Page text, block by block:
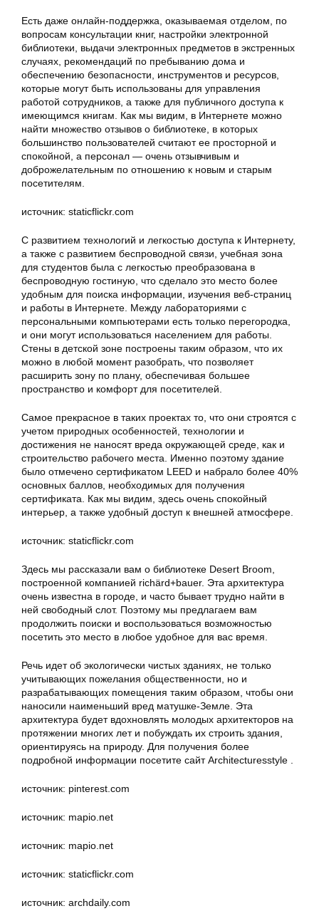
Есть даже онлайн-поддержка, оказываемая отделом, по
вопросам консультации книг, настройки электронной
библиотеки, выдачи электронных предметов в экстренных
случаях, рекомендаций по пребыванию дома и
обеспечению безопасности, инструментов и ресурсов,
которые могут быть использованы для управления
работой сотрудников, а также для публичного доступа к
имеющимся книгам. Как мы видим, в Интернете можно
найти множество отзывов о библиотеке, в которых
большинство пользователей считают ее просторной и
спокойной, а персонал — очень отзывчивым и
доброжелательным по отношению к новым и старым
посетителям.
источник: staticflickr.com
С развитием технологий и легкостью доступа к Интернету,
а также с развитием беспроводной связи, учебная зона
для студентов была с легкостью преобразована в
беспроводную гостиную, что сделало это место более
удобным для поиска информации, изучения веб-страниц
и работы в Интернете. Между лабораториями с
персональными компьютерами есть только перегородка,
и они могут использоваться населением для работы.
Стены в детской зоне построены таким образом, что их
можно в любой момент разобрать, что позволяет
расширить зону по плану, обеспечивая большее
пространство и комфорт для посетителей.
Самое прекрасное в таких проектах то, что они строятся с
учетом природных особенностей, технологии и
достижения не наносят вреда окружающей среде, как и
строительство рабочего места. Именно поэтому здание
было отмечено сертификатом LEED и набрало более 40%
основных баллов, необходимых для получения
сертификата. Как мы видим, здесь очень спокойный
интерьер, а также удобный доступ к внешней атмосфере.
источник: staticflickr.com
Здесь мы рассказали вам о библиотеке Desert Broom,
построенной компанией richärd+bauer. Эта архитектура
очень известна в городе, и часто бывает трудно найти в
ней свободный слот. Поэтому мы предлагаем вам
продолжить поиски и воспользоваться возможностью
посетить это место в любое удобное для вас время.
Речь идет об экологически чистых зданиях, не только
учитывающих пожелания общественности, но и
разрабатывающих помещения таким образом, чтобы они
наносили наименьший вред матушке-Земле. Эта
архитектура будет вдохновлять молодых архитекторов на
протяжении многих лет и побуждать их строить здания,
ориентируясь на природу. Для получения более
подробной информации посетите сайт Architecturesstyle .
источник: pinterest.com
источник: mapio.net
источник: mapio.net
источник: staticflickr.com
источник: archdaily.com